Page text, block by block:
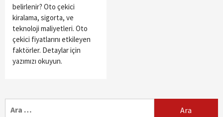
belirlenir? Oto çekici
kiralama, sigorta, ve
teknoloji maliyetleri. Oto
çekici fiyatlarını etkileyen
faktörler. Detaylar için
yazımızı okuyun.